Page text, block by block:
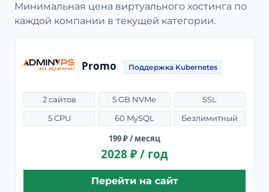
Минимальная цена виртуального хостинга по
каждой компании в текущей категории.
Promo Поддержка Kubernetes
2 сайтов 5 GB NVMe
SSL
5 CPU
60 MySQL Безлимитный
199 ₽ / месяц
2028 ₽ / год
Перейти на сайт